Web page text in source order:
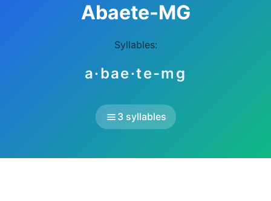
Abaete-MG
Syllables:
a·bae·te-mg
3 syllables